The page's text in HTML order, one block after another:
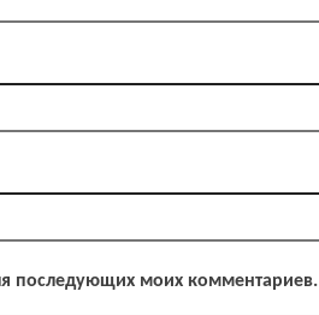
последующих моих комментариев.